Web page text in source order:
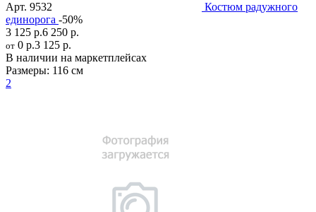
Арт. 9532
Костюм радужного
единорога -50%
3 125 р.6 250 р.
от 0 р.3 125 р.
В наличии на маркетплейсах
Размеры: 116 см
2